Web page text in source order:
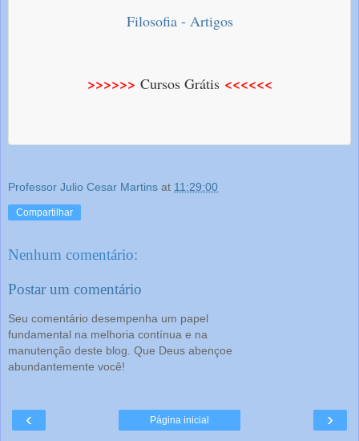
Filosofia - Artigos
>>>>>> Cursos Grátis <<<<<<
Professor Julio Cesar Martins at 11:29:00
Compartilhar
Nenhum comentário:
Postar um comentário
Seu comentário desempenha um papel
fundamental na melhoria contínua e na
manutenção deste blog. Que Deus abençoe
abundantemente você!
‹ ›
Página inicial